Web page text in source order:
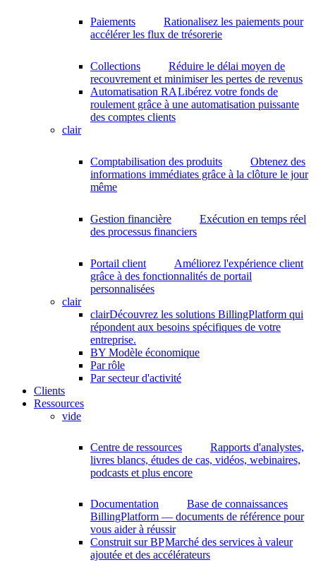
Paiements
Rationalisez les paiements pour
accélérer les flux de trésorerie
Collections
Réduire le délai moyen de
recouvrement et minimiser les pertes de revenus
Automatisation RALibérez votre fonds de
roulement grâce à une automatisation puissante
des comptes clients
clair
Comptabilisation des produits
Obtenez des
informations immédiates grâce à la clôture le jour
même
Gestion financière
Exécution en temps réel
des processus financiers
Portail client
Améliorez l'expérience client
grâce à des fonctionnalités de portail
personnalisées
clair
clairDécouvrez les solutions BillingPlatform qui
répondent aux besoins spécifiques de votre
entreprise.
BY Modèle économique
Par rôle
Par secteur d'activité
Clients
Ressources
vide
Centre de ressources
Rapports d'analystes,
livres blancs, études de cas, vidéos, webinaires,
podcasts et plus encore
Documentation
Base de connaissances
BillingPlatform — documents de référence pour
vous aider à réussir
Construit sur BPMarché des services à valeur
ajoutée et des accélérateurs